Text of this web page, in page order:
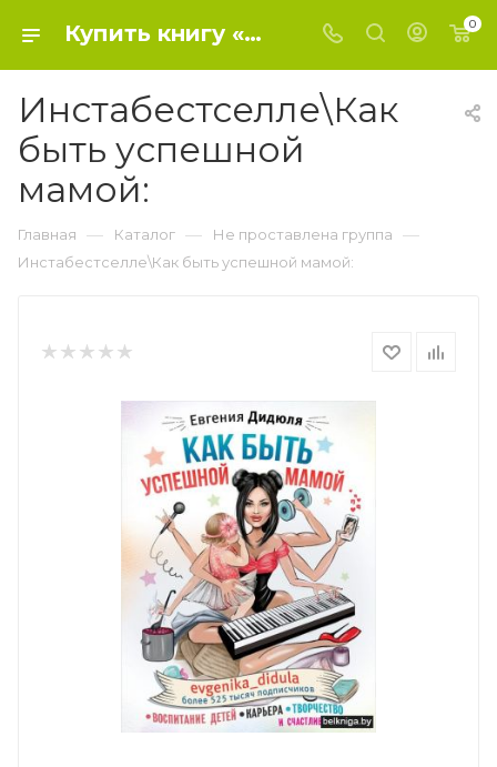
Купить книгу «Инстабестселле\Как быть успешной мамой:» 2019, Дидюля Е.С. - Не проставлена группа 0
Инстабестселле\Как
быть успешной
мамой:
Главная — Каталог — Не проставлена группа —
Инстабестселле\Как быть успешной мамой: